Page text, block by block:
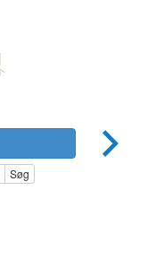
Søg